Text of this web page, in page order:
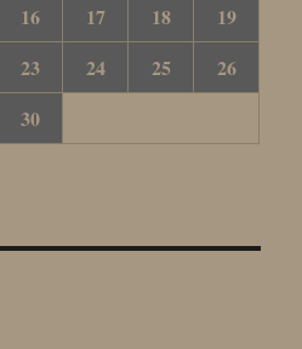
16 17 18
19
23 24 25
26
30